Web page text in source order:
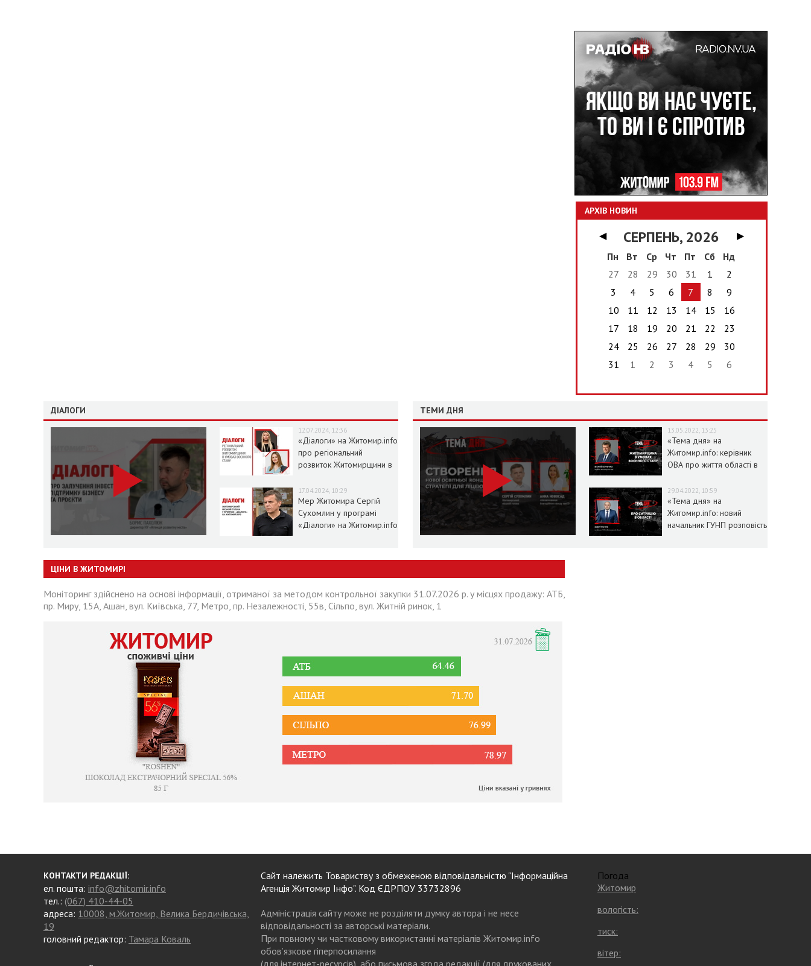
АРХІВ НОВИН
◀ СЕРПЕНЬ, 2026
▶
Пн
Вт Ср Чт Пт Сб
Нд
27
28 29 30 31 1
2
3
4 5 6 7 8
9
10
11 12 13 14 15
16
17
18 19 20 21 22
23
24
25 26 27 28 29
30
31
1 2 3 4 5 6
ДІАЛОГИ
12.07.2024, 12:36
«Діалоги» на Житомир.info
про регіональний
розвиток Житомирщини в
17.04.2024, 10:29
Мер Житомира Сергій
Сухомлин у програмі
«Діалоги» на Житомир.info
ТЕМИ ДНЯ
13.05.2022, 13:25
«Тема дня» на
Житомир.info: керівник
ОВА про життя області в
29.04.2022, 10:59
«Тема дня» на
Житомир.info: новий
начальник ГУНП розповість
ЦІНИ В ЖИТОМИРІ
Моніторинг здійснено на основі інформації, отриманої за методом контрольної закупки 31.07.2026 р. у місцях продажу: АТБ,
пр. Миру, 15А, Ашан, вул. Київська, 77, Метро, пр. Незалежності, 55в, Сільпо, вул. Житній ринок, 1
КОНТАКТИ РЕДАКЦІЇ:
ел. пошта: info@zhitomir.info
тел.: (067) 410-44-05
адреса: 10008, м.Житомир, Велика Бердичівська,
19
головний редактор: Тамара Коваль
Сайт належить Товариству з обмеженою відповідальністю "Інформаційна
Агенція Житомир Інфо". Код ЄДРПОУ 33732896
Адміністрація сайту може не розділяти думку автора і не несе
відповідальності за авторські матеріали.
При повному чи частковому використанні матеріалів Житомир.info
обов’язкове гіперпосилання
(для інтернет-ресурсів), або письмова згода редакції (для друкованих
Погода
Житомир
вологість:
тиск:
вітер: